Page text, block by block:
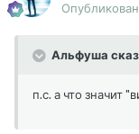
Альфуша
п.с. а что значит